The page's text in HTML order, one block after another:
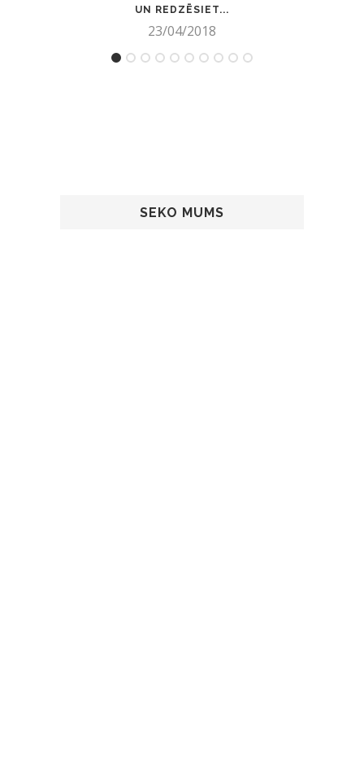
UN REDZĒSIET...
23/04/2018
SEKO MUMS